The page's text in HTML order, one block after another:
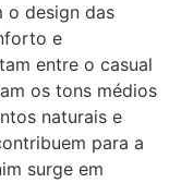
o design das
e
entre o casual
os tons médios
naturais e
para a
surge em